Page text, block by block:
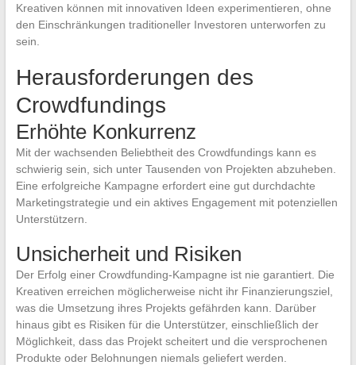
Kreativen können mit innovativen Ideen experimentieren, ohne
den Einschränkungen traditioneller Investoren unterworfen zu
sein.
Herausforderungen des
Crowdfundings
Erhöhte Konkurrenz
Mit der wachsenden Beliebtheit des Crowdfundings kann es
schwierig sein, sich unter Tausenden von Projekten abzuheben.
Eine erfolgreiche Kampagne erfordert eine gut durchdachte
Marketingstrategie und ein aktives Engagement mit potenziellen
Unterstützern.
Unsicherheit und Risiken
Der Erfolg einer Crowdfunding-Kampagne ist nie garantiert. Die
Kreativen erreichen möglicherweise nicht ihr Finanzierungsziel,
was die Umsetzung ihres Projekts gefährden kann. Darüber
hinaus gibt es Risiken für die Unterstützer, einschließlich der
Möglichkeit, dass das Projekt scheitert und die versprochenen
Produkte oder Belohnungen niemals geliefert werden.